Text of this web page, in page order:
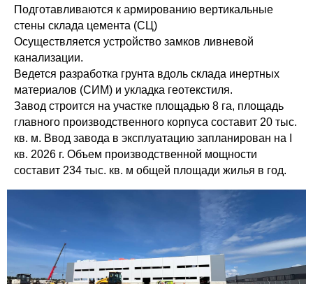
Подготавливаются к армированию вертикальные
стены склада цемента (СЦ)
Осуществляется устройство замков ливневой
канализации.
Ведется разработка грунта вдоль склада инертных
материалов (СИМ) и укладка геотекстиля.
Завод строится на участке площадью 8 га, площадь
главного производственного корпуса составит 20 тыс.
кв. м. Ввод завода в эксплуатацию запланирован на I
кв. 2026 г. Объем производственной мощности
составит 234 тыс. кв. м общей площади жилья в год.